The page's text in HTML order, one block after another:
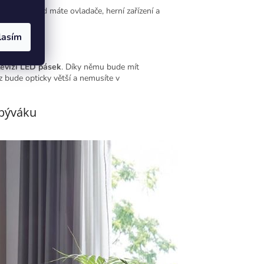
zeď. Pořád máte ovladače, herní zařízení a
uklizený
LED pásek. Díky němu bude mít
bude opticky větší a nemusíte v